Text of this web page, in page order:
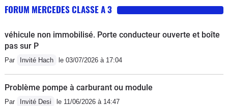
FORUM MERCEDES CLASSE A 3
véhicule non immobilisé. Porte conducteur ouverte et boîte
pas sur P
Par Invité Hach le 03/07/2026 à 17:04
Problème pompe à carburant ou module
Par Invité Desi le 11/06/2026 à 14:47